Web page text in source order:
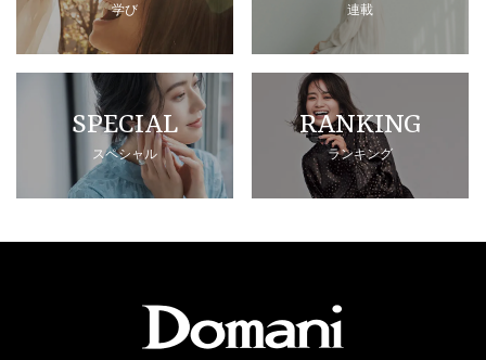
学び 連載
SPECIAL
スペシャル
RANKING
ランキング